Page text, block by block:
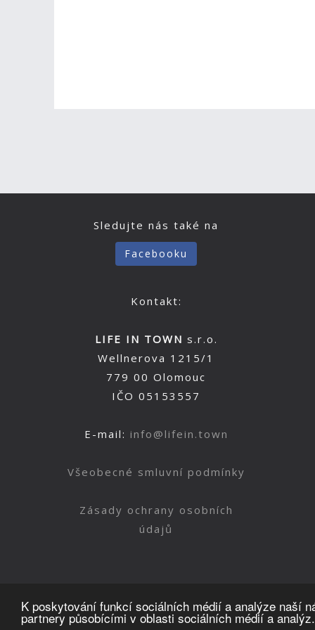
K poskytování funkcí sociálních médií a analýze naší
partnery působícími v oblasti sociálních médií a analýz.
Sledujte nás také na
Facebooku
Kontakt:
LIFE IN TOWN s.r.o.
Wellnerova 1215/1
779 00 Olomouc
IČO 05153557
E-mail: info@lifein.town
Všeobecné smluvní podmínky
Zásady ochrany osobních
údajů